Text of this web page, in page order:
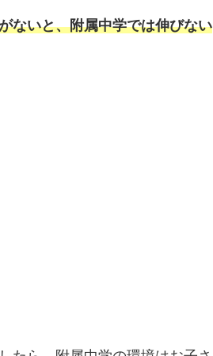
ないと、附属中学では伸びない